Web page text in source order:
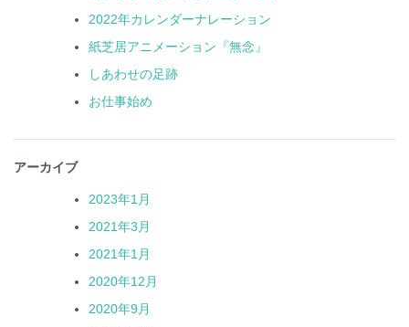
2022年カレンダーナレーション
紙芝居アニメーション『無念』
しあわせの足跡
お仕事始め
アーカイブ
2023年1月
2021年3月
2021年1月
2020年12月
2020年9月